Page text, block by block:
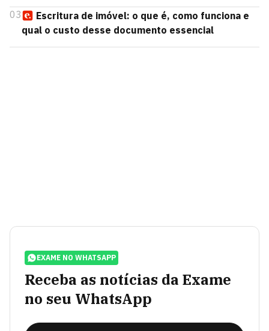
03
Escritura de imóvel: o que é, como funciona e
qual o custo desse documento essencial
EXAME NO WHATSAPP
Receba as notícias da Exame
no seu WhatsApp